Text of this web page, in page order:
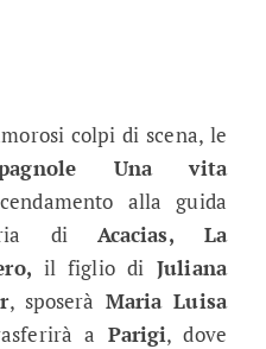
vita, puntate
colpi di scena, le
Una vita
alla guida
di Acacias, La
il figlio di Juliana
, sposerà Maria Luisa
a Parigi, dove